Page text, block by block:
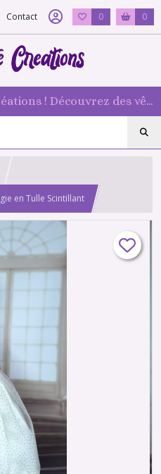
Contact 0 0
Bienvenue chez Violette Créations ! Découvrez des vêtements faits main pour vos poupées mannequin : originaux et 100 % fabriqués en France
en Tulle Scintillant